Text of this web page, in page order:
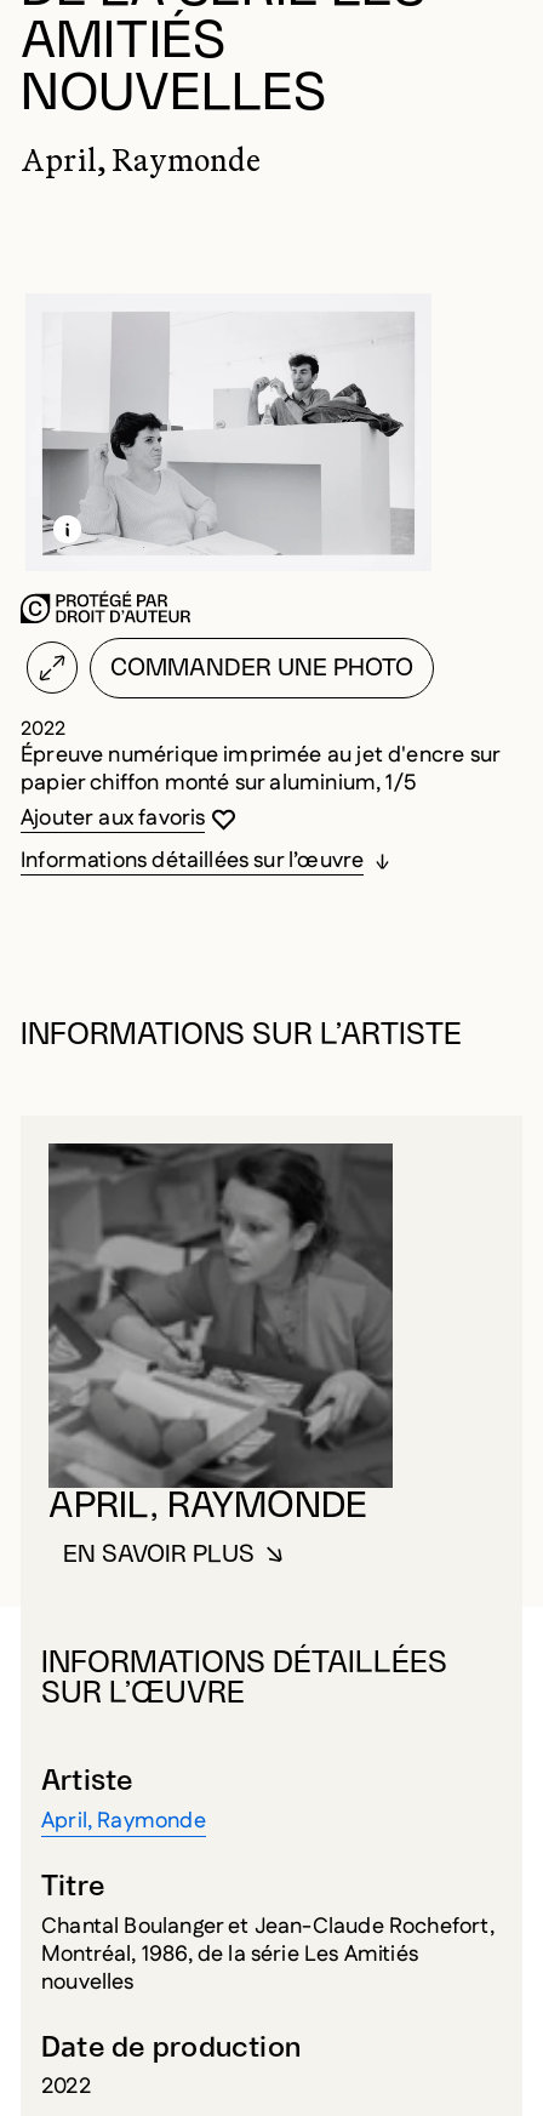
AMITIÉS
NOUVELLES
April, Raymonde
EN SAVOIR PLUS SUR CETTE IMAGE
OUVRIR LA MODALE
COMMANDER UNE PHOTO
2022
Épreuve numérique imprimée au jet d'encre sur
papier chiffon monté sur aluminium, 1/5
Vous devez être connecté pour ajouter
Fermer la modale
Ouvrir la modale
Ajouter aux favoris
Informations détaillées sur l’œuvre
INFORMATIONS SUR L’ARTISTE
APRIL, RAYMONDE
EN SAVOIR PLUSÀ PROPOS DE APRIL,
INFORMATIONS DÉTAILLÉES
SUR L’ŒUVRE
Artiste
April, Raymonde
Titre
Chantal Boulanger et Jean-Claude Rochefort,
Montréal, 1986, de la série Les Amitiés
nouvelles
Date de production
2022